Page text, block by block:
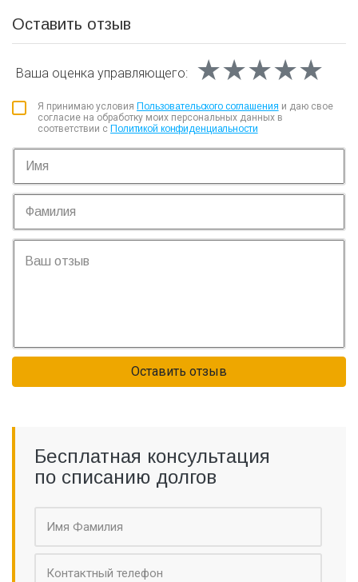
Оставить отзыв
Ваша оценка управляющего: ★★★★★
★★★★★
★★★★★
Я принимаю условия Пользовательского соглашения и даю свое
согласие на обработку моих персональных данных в
соответствии с Политикой конфиденциальности
Оставить отзыв
Бесплатная консультация
по списанию долгов